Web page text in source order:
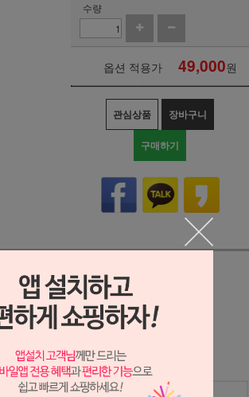
수량
옵션 적용가 49,000원
관심상품 장바구니
구매하기
상세정보 새창 열기